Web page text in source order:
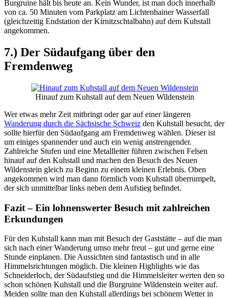
Burgruine hält bis heute an. Kein Wunder, ist man doch innerhalb
von ca. 50 Minuten vom Parkplatz am Lichtenhainer Wasserfall
(gleichzeitig Endstation der Kirnitzschtalbahn) auf dem Kuhstall
angekommen.
7.) Der Südaufgang über den
Fremdenweg
Hinauf zum Kuhstall auf dem Neuen Wildenstein
Wer etwas mehr Zeit mitbringt oder gar auf einer längeren
Wanderung durch die Sächsische Schweiz den Kuhstall besucht, der
sollte hierfür den Südaufgang am Fremdenweg wählen. Dieser ist
um einiges spannender und auch ein wenig anstrengender.
Zahlreiche Stufen und eine Metallleiter führen zwischen Felsen
hinauf auf den Kuhstall und machen den Besuch des Neuen
Wildenstein gleich zu Beginn zu einem kleinen Erlebnis. Oben
angekommen wird man dann förmlich vom Kuhstall überrumpelt,
der sich unmittelbar links neben dem Aufstieg befindet.
Fazit – Ein lohnenswerter Besuch mit zahlreichen
Erkundungen
Für den Kuhstall kann man mit Besuch der Gaststätte – auf die man
sich nach einer Wanderung umso mehr freut – gut und gerne eine
Stunde einplanen. Die Aussichten sind fantastisch und in alle
Himmelsrichtungen möglich. Die kleinen Highlights wie das
Schneiderloch, der Südaufstieg und die Himmelsleiter werten den so
schon schönen Kuhstall und die Burgruine Wildenstein weiter auf.
Meiden sollte man den Kuhstall allerdings bei schönem Wetter in